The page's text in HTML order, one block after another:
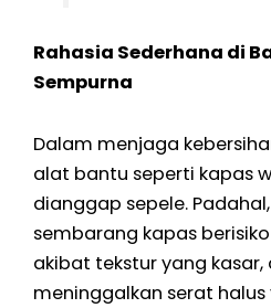
Rahasia Sederhana di
Sempurna
Dalam menjaga
alat bantu seperti kapas
dianggap sepele.
sembarang kapas
akibat tekstur yang
meninggalkan serat